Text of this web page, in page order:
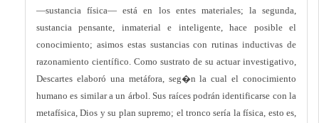
—sustancia física— está en los entes materiales; la segunda,
sustancia pensante, inmaterial e inteligente, hace posible el
conocimiento; asimos estas sustancias con rutinas inductivas de
razonamiento científico. Como sustrato de su actuar investigativo,
Descartes elaboró una metáfora, seg�n la cual el conocimiento
humano es similar a un árbol. Sus raíces podrán identificarse con la
metafísica, Dios y su plan supremo; el tronco sería la física, esto es,